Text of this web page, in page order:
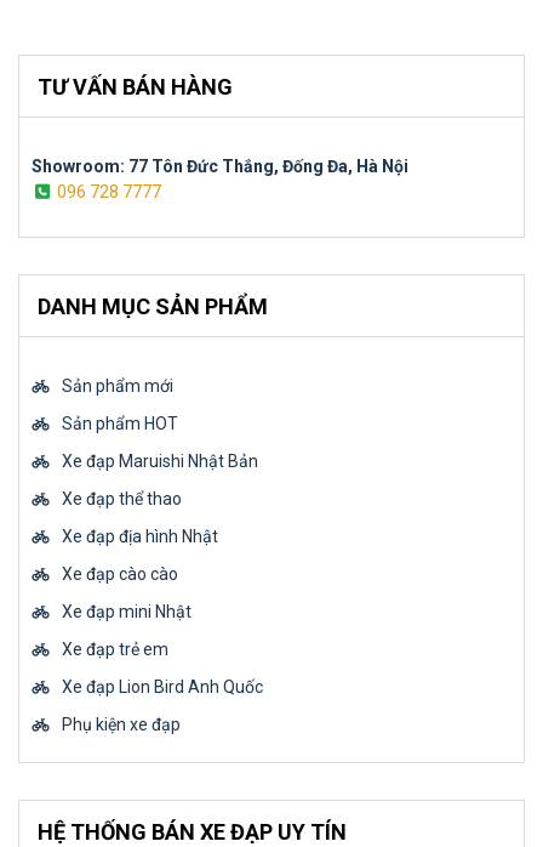
TƯ VẤN BÁN HÀNG
Showroom: 77 Tôn Đức Thắng, Đống Đa, Hà Nội
096 728 7777
DANH MỤC SẢN PHẨM
Sản phẩm mới
Sản phẩm HOT
Xe đạp Maruishi Nhật Bản
Xe đạp thể thao
Xe đạp địa hình Nhật
Xe đạp cào cào
Xe đạp mini Nhật
Xe đạp trẻ em
Xe đạp Lion Bird Anh Quốc
Phụ kiện xe đạp
HỆ THỐNG BÁN XE ĐẠP UY TÍN